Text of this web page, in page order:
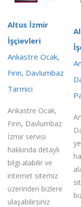
Altus İzmir
İşçievleri
Ankastre Ocak,
Fırın, Davlumbaz
Tarmici
Ankastre Ocak,
Fırın, Davlumbaz
İzmir servisi
hakkında detaylı
bilgi alabilir ve
internet sitemiz
üzerinden bizlere
ulaşabilirsiniz